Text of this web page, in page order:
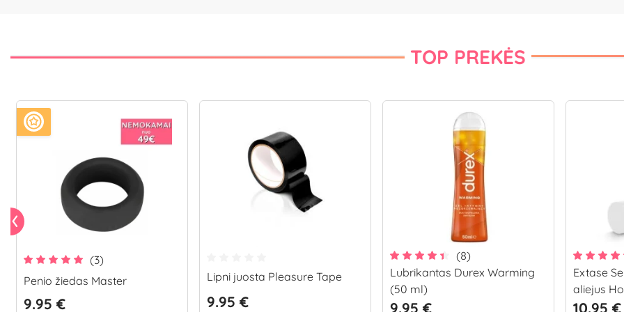
TOP PREKĖS
(3)
Penio žiedas Master
9.95 €
Lipni juosta Pleasure Tape
9.95 €
(8)
Lubrikantas Durex Warming
(50 ml)
9.95 €
Extase
aliejus
10.95 €